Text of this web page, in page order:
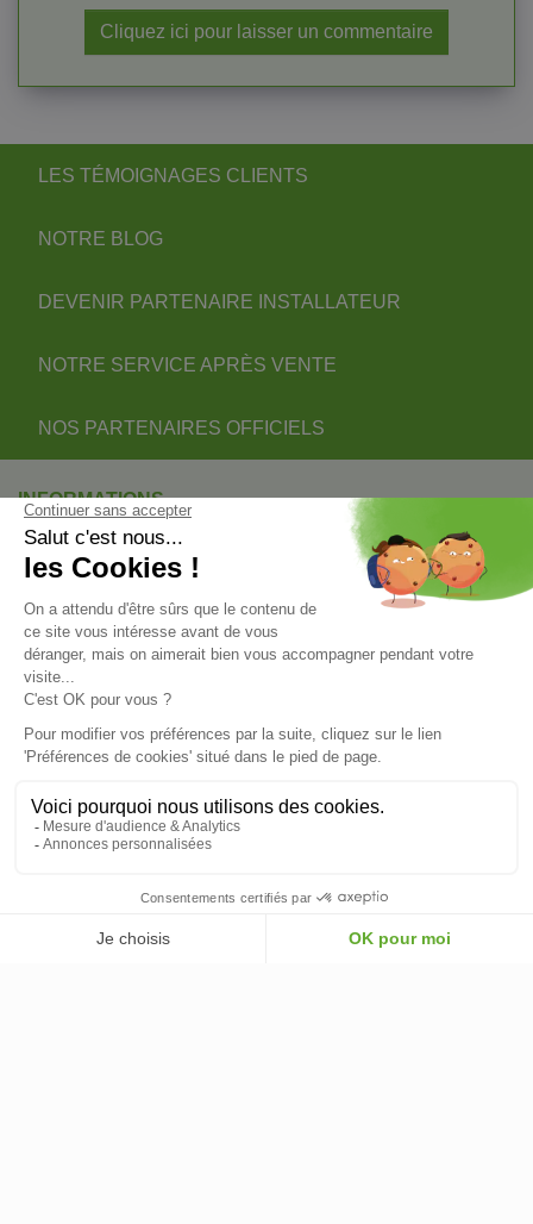
+ AJOUTER AU PANIER
889,00 € AJOUTER AU PANIER
Cliquez ici pour laisser un commentaire
LES TÉMOIGNAGES CLIENTS
NOTRE BLOG
DEVENIR PARTENAIRE INSTALLATEUR
NOTRE SERVICE APRÈS VENTE
NOS PARTENAIRES OFFICIELS
INFORMATIONS
INFORMATIONS & CONDITIONS
© 2026 - ClimOnline - Tous droits réservés